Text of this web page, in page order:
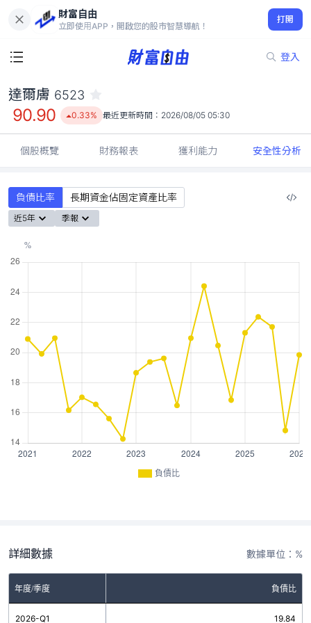
財富自由
立即使用APP，開啟您的股市智慧導航！
打開
登入
90.90
0.33%
達爾膚 6523
90.90 0.33% 最近更新時間： 2026/08/05 05:30
個股概覽 財務報表 獲利能力 安全性分析
負債比率 長期資金佔固定資產比率
近5年 季報
負債比
詳細數據 數據單位：%
年度/季度 負債比
2026-Q1 19.84